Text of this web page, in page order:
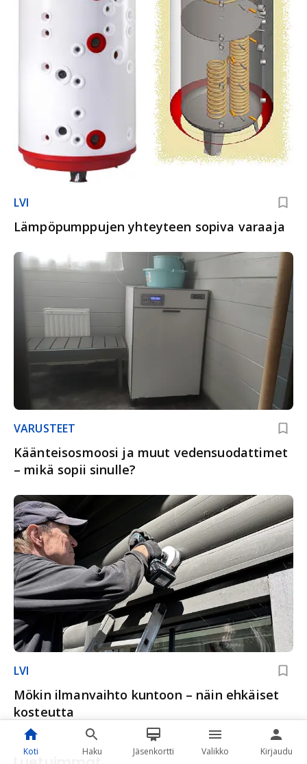
LVI
Lämpöpumppujen yhteyteen sopiva varaaja
VARUSTEET
Käänteisosmoosi ja muut vedensuodattimet
– mikä sopii sinulle?
LVI
Mökin ilmanvaihto kuntoon – näin ehkäiset
kosteutta
Koti Haku Jäsenkortti Valikko Kirjaudu